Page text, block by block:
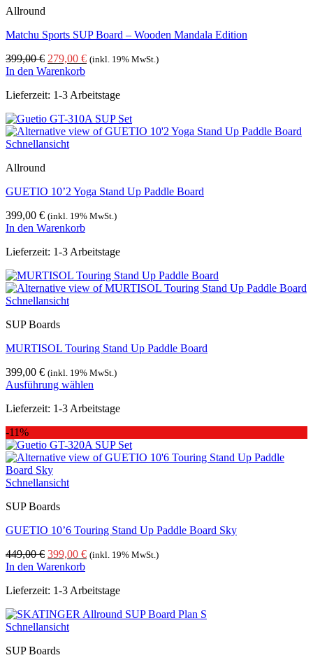
Allround
Matchu Sports SUP Board – Wooden Mandala Edition
399,00€ Ursprünglicher
Preis
399,00 €
279,00 €Aktueller
279,00 €.
(inkl. 19% MwSt.)
In den Warenkorb
Lieferzeit: 1-3 Arbeitstage
Schnellansicht
Allround
GUETIO 10’2 Yoga Stand Up Paddle Board
399,00 € (inkl. 19% MwSt.)
In den Warenkorb
Lieferzeit: 1-3 Arbeitstage
Schnellansicht
SUP Boards
MURTISOL Touring Stand Up Paddle Board
399,00 € (inkl. 19% MwSt.)
Ausführung wählen
Produkt
mehrere
Varianten
auf.
Die
Optionen
auf
Produktseite
gewählt
werden
Lieferzeit: 1-3 Arbeitstage
-11%
Schnellansicht
SUP Boards
GUETIO 10’6 Touring Stand Up Paddle Board Sky
449,00€ Ursprünglicher
Preis
449,00 €
399,00 €Aktueller
399,00 €.
(inkl. 19% MwSt.)
In den Warenkorb
Lieferzeit: 1-3 Arbeitstage
Schnellansicht
SUP Boards